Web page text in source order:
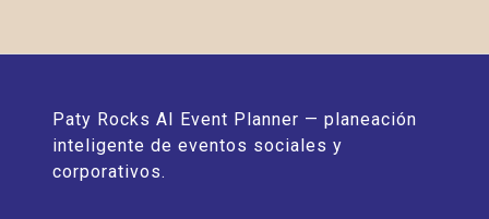
Paty Rocks AI Event Planner — planeación
inteligente de eventos sociales y
corporativos.